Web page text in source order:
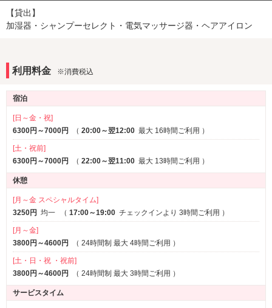
カラオケ
Wi-Fi
Android充電器
アメニティ
セレクトシャンプー ※一部
ヘアアイロン ※一部 電気マッサージ器 ※一部
バスローブ
部屋タイプ
3名以上利用可
VIPルーム(特室) ※一部
サービス
ルームサービス
その他
ワンガレージ
【貸出】
加湿器・シャンプーセレクト・電気マッサージ器・ヘアアイロン
利用料金 ※消費税込
宿泊
[日～金・祝]
6300円～7000円
（ 20:00～翌12:00 最大 16時間ご利用 ）
[土・祝前]
6300円～7000円
（ 22:00～翌11:00 最大 13時間ご利用 ）
休憩
[月～金 スペシャルタイム]
3250円 均一 （ 17:00～19:00 チェックインより 3時間ご利用 ）
[月～金]
3800円～4600円
（ 24時間制 最大 4時間ご利用 ）
[土・日・祝 ・祝前]
3800円～4600円
（ 24時間制 最大 3時間ご利用 ）
サービスタイム